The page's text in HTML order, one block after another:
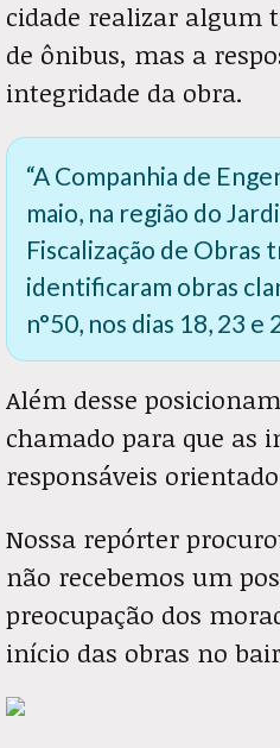
cidade realizar algum
de ônibus, mas a
integridade da obra.
“A Companhia de
maio, na região do
Fiscalização de Obras
identificaram obras
n°50, nos dias 18, 23
Além desse
chamado para que as
responsáveis
Nossa repórter
não recebemos um
preocupação dos
início das obras no